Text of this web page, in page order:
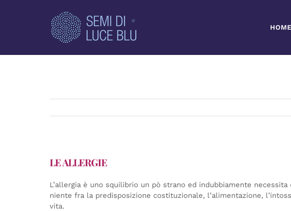
HOME
LE ALLERGIE
L’allergia è uno squilibrio un pò strano ed indubbiamente
niente fra la predisposizione costituzionale, l’alimentazione,
vita.